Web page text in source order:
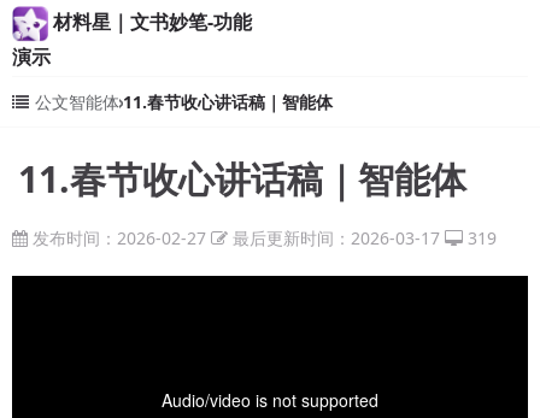
材料星｜文书妙笔-功能
演示
公文智能体 11.春节收心讲话稿｜智能体
11.春节收心讲话稿｜智能体
发布时间：2026-02-27 最后更新时间：2026-03-17 319
Audio/video is not supported